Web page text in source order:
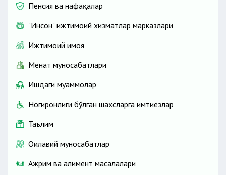
Пенсия ва нафақалар
"Инсон" ижтимоий хизматлар марказлари
Ижтимоий ҳимоя
Меҳнат муносабатлари
Ишдаги муаммолар
Ногиронлиги бўлган шахсларга имтиёзлар
Таълим
Оилавий муносабатлар
Ажрим ва алимент масалалари